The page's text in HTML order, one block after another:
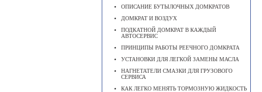
ОПИСАНИЕ БУТЫЛОЧНЫХ ДОМКРАТОВ
ДОМКРАТ И ВОЗДУХ
ПОДКАТНОЙ ДОМКРАТ В КАЖДЫЙ
АВТОСЕРВИС
ПРИНЦИПЫ РАБОТЫ РЕЕЧНОГО ДОМКРАТА
УСТАНОВКИ ДЛЯ ЛЕГКОЙ ЗАМЕНЫ МАСЛА
НАГНЕТАТЕЛИ СМАЗКИ ДЛЯ ГРУЗОВОГО
СЕРВИСА
КАК ЛЕГКО МЕНЯТЬ ТОРМОЗНУЮ ЖИДКОСТЬ